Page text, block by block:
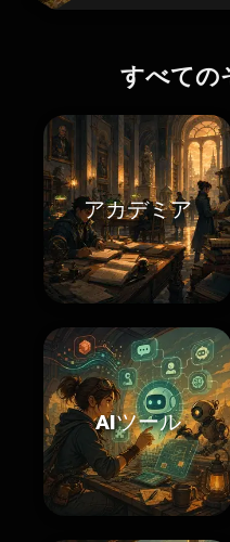
すべての
アカデミア
AIツール